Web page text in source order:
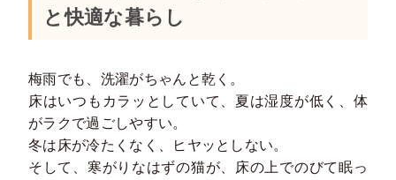
と快適な暮らし
梅雨でも、洗濯がちゃんと乾く。
床はいつもカラッとしていて、夏は湿度が低く、体
がラクで過ごしやすい。
冬は床が冷たくなく、ヒヤッとしない。
そして、寒がりなはずの猫が、床の上でのびて眠っ